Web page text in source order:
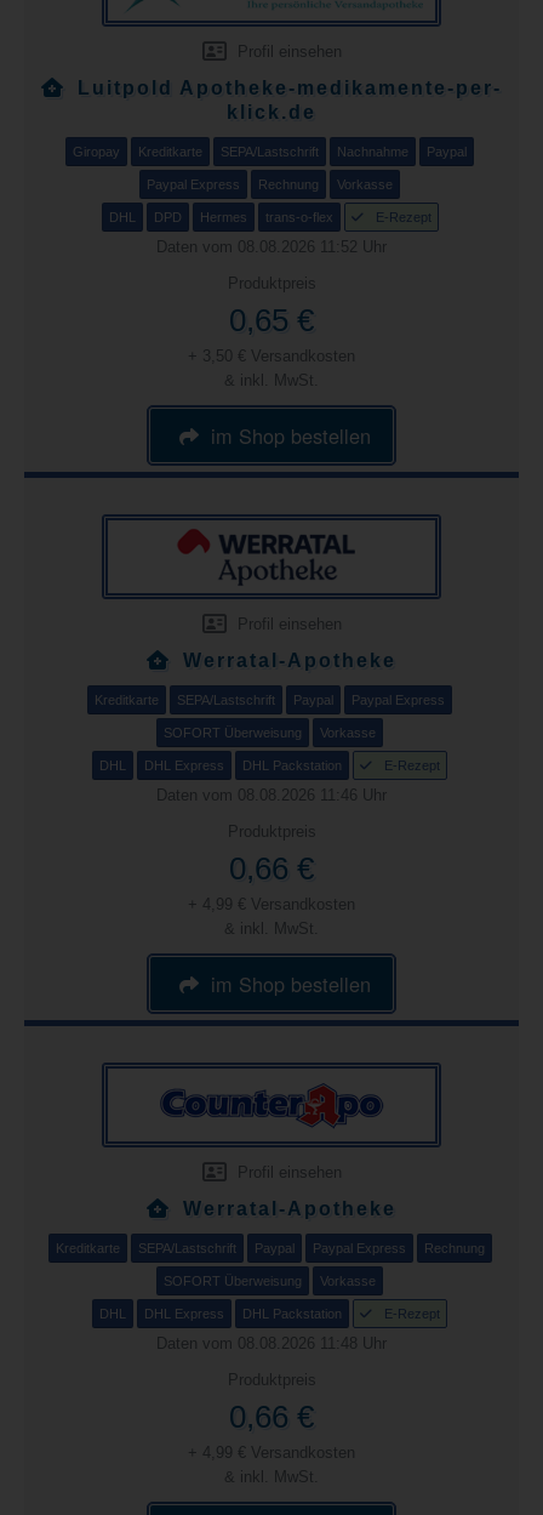
Profil einsehen
Luitpold Apotheke-medikamente-per-
klick.de
Giropay Kreditkarte SEPA/Lastschrift Nachnahme Paypal
Paypal Express Rechnung Vorkasse
DHL DPD Hermes trans-o-flex E-Rezept
Daten vom 08.08.2026 11:52 Uhr
Produktpreis
0,65 €
+ 3,50 € Versandkosten
& inkl. MwSt.
im Shop bestellen
Profil einsehen
Werratal-Apotheke
Kreditkarte SEPA/Lastschrift Paypal Paypal Express
SOFORT Überweisung Vorkasse
DHL DHL Express DHL Packstation E-Rezept
Daten vom 08.08.2026 11:46 Uhr
Produktpreis
0,66 €
+ 4,99 € Versandkosten
& inkl. MwSt.
im Shop bestellen
Profil einsehen
Werratal-Apotheke
Kreditkarte SEPA/Lastschrift Paypal Paypal Express Rechnung
SOFORT Überweisung Vorkasse
DHL DHL Express DHL Packstation E-Rezept
Daten vom 08.08.2026 11:48 Uhr
Produktpreis
0,66 €
+ 4,99 € Versandkosten
& inkl. MwSt.